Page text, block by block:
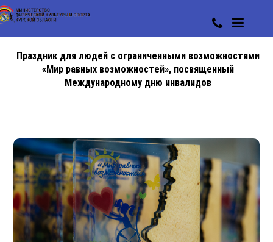
Праздник для людей с ограниченными возможностями
«Мир равных возможностей», посвященный
Международному дню инвалидов